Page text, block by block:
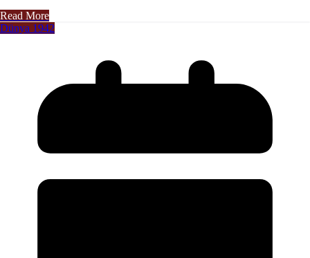
Read More
Dünya 1942